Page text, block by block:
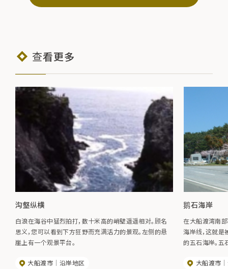
查看更多
沟壑纵横
白浪在海谷中猛烈拍打，数十米高的峭壁遥遥相对。顾名
思义，您可以看到下方狂野而充满活力的景观。左侧的悬
崖上有一个观景平台。
大船渡市 沿岸地区
鹅石海岸
在大船渡湾南
海岸线，这就
的五石海岸。
声音被指定为
大船渡市